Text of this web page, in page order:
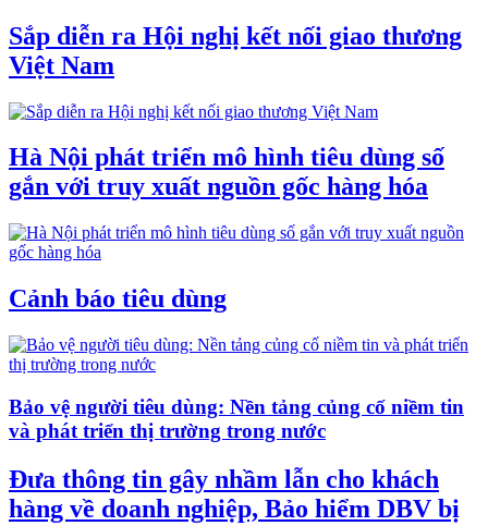
Sắp diễn ra Hội nghị kết nối giao thương
Việt Nam
Hà Nội phát triển mô hình tiêu dùng số
gắn với truy xuất nguồn gốc hàng hóa
Cảnh báo tiêu dùng
Bảo vệ người tiêu dùng: Nền tảng củng cố niềm tin
và phát triển thị trường trong nước
Đưa thông tin gây nhầm lẫn cho khách
hàng về doanh nghiệp, Bảo hiểm DBV bị